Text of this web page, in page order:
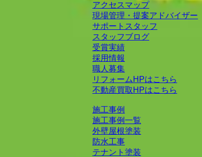
アクセスマップ
現場管理・提案アドバイザー
サポートスタッフ
スタッフブログ
受賞実績
採用情報
職人募集
リフォームHPはこちら
不動産買取HPはこちら
施工事例
施工事例一覧
外壁屋根塗装
防水工事
テナント塗装